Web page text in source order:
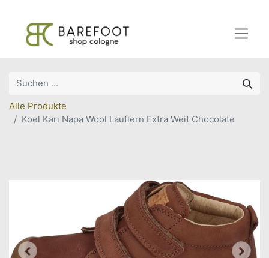
Alle Produkte
Koel Kari Napa Wool Lauflern Extra Weit Chocolate